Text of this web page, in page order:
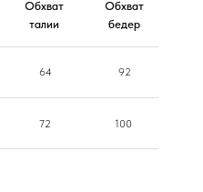
Обхват
талии
Обхват
бедер
64 92
72 100